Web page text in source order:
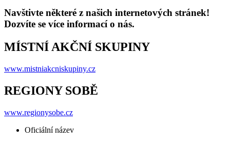
Navštivte některé z našich internetových stránek!
Dozvíte se více informací o nás.
MÍSTNÍ AKČNÍ SKUPINY
www.mistniakcniskupiny.cz
REGIONY SOBĚ
www.regionysobe.cz
Oficiální název